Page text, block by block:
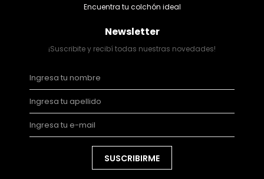
Encuentra tu colchón ideal
Newsletter
¡Suscribite y recibí todas nuestras novedades!
SUSCRIBIRME